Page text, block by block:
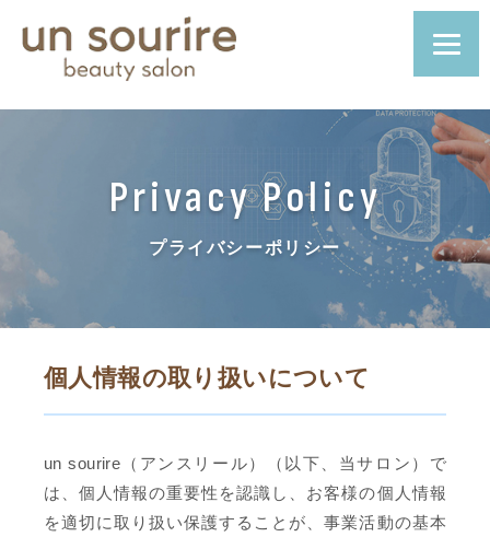
Privacy Policy
プライバシーポリシー
個人情報の取り扱いについて
un sourire（アンスリール）（以下、当サロン）で
は、個人情報の重要性を認識し、お客様の個人情報
を適切に取り扱い保護することが、事業活動の基本